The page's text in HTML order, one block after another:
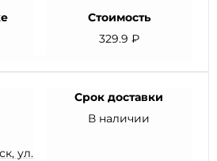
Стоимость
329.9 ₽
ул.
Срок доставки
В наличии